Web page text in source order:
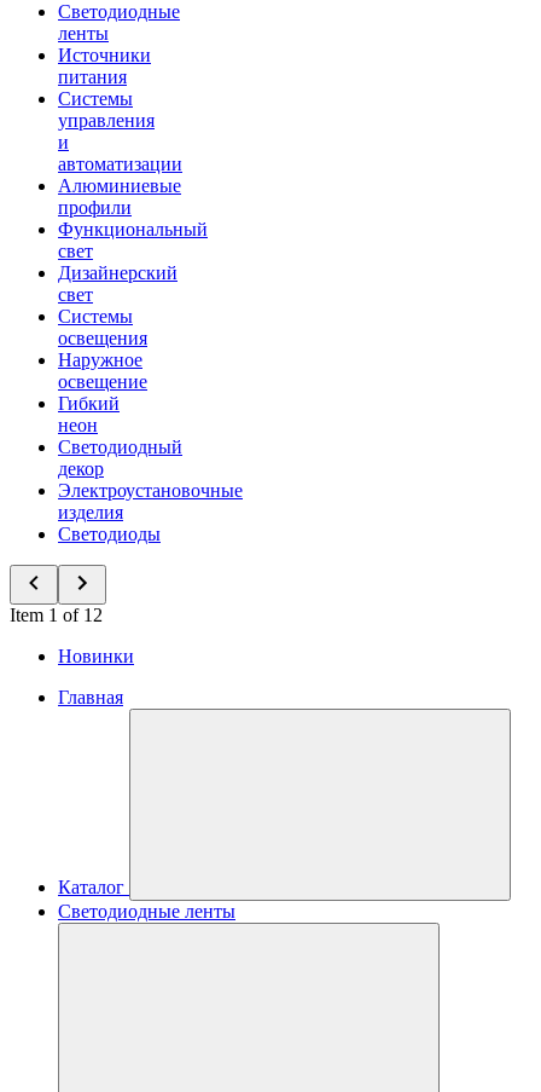
Светодиодные
ленты
Источники
питания
Системы
управления
и
автоматизации
Алюминиевые
профили
Функциональный
свет
Дизайнерский
свет
Системы
освещения
Наружное
освещение
Гибкий
неон
Светодиодный
декор
Электроустановочные
изделия
Светодиоды
Item 1 of 12
Новинки
Главная
Каталог
Светодиодные ленты